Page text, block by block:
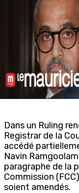
Dans un Ruling
Registrar de la
accédé
Navin
paragraphe de la
Commission
soient amendés.